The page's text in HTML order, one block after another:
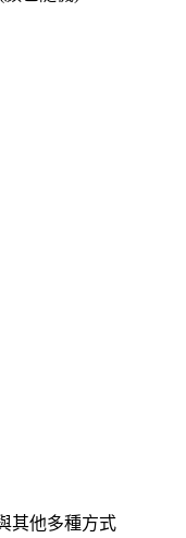
其他多種方式